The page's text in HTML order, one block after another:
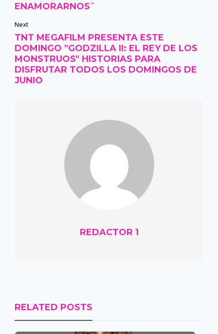
ENAMORARNOS¨
Next
TNT MEGAFILM PRESENTA ESTE
DOMINGO "GODZILLA II: EL REY DE LOS
MONSTRUOS" HISTORIAS PARA
DISFRUTAR TODOS LOS DOMINGOS DE
JUNIO
REDACTOR 1
RELATED POSTS